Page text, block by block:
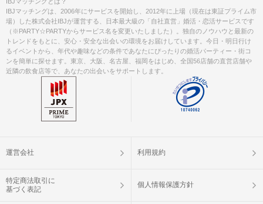
IBJマッチングは、2006年にサービスを開始し、2012年に上場（現在は東証プライム市
場）した株式会社IBJが運営する、日本最大級の「自社直営」婚活・恋活サービスです
（※PARTY☆PARTYからサービス名を変更いたしました）。独自のノウハウと最新の
トレンドをもとに、安心・安全な出会いの環境をお届けしています。今日・明日行け
るイベントから、年代や趣味などの条件であなたにぴったりの婚活パーティー・街コ
ンを簡単に探せます。東京、大阪、名古屋、福岡をはじめ、全国56店舗の直営店舗や
近隣の飲食店等で、あなたの出会いをサポートします。
運営会社 利用規約
特定商法取引に
基づく表記
個人情報保護方針